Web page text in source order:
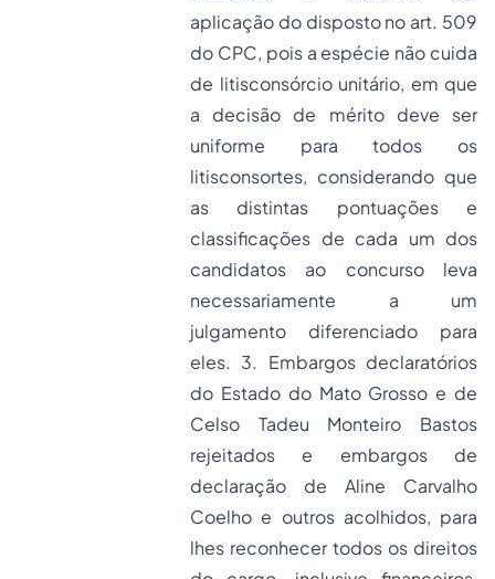
aplicação do disposto no art. 509
do CPC, pois a espécie não cuida
de litisconsórcio unitário, em que
a decisão de mérito deve ser
uniforme para todos os
litisconsortes, considerando que
as distintas pontuações e
classificações de cada um dos
candidatos ao concurso leva
necessariamente a um
julgamento diferenciado para
eles. 3. Embargos declaratórios
do Estado do Mato Grosso e de
Celso Tadeu Monteiro Bastos
rejeitados e embargos de
declaração de Aline Carvalho
Coelho e outros acolhidos, para
lhes reconhecer todos os direitos